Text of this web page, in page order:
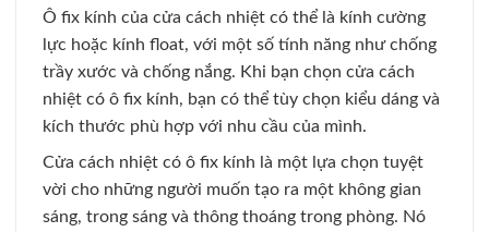
Ô fix kính của cửa cách nhiệt có thể là kính cường
lực hoặc kính float, với một số tính năng như chống
trầy xước và chống nắng. Khi bạn chọn cửa cách
nhiệt có ô fix kính, bạn có thể tùy chọn kiểu dáng và
kích thước phù hợp với nhu cầu của mình.
Cửa cách nhiệt có ô fix kính là một lựa chọn tuyệt
vời cho những người muốn tạo ra một không gian
sáng, trong sáng và thông thoáng trong phòng. Nó